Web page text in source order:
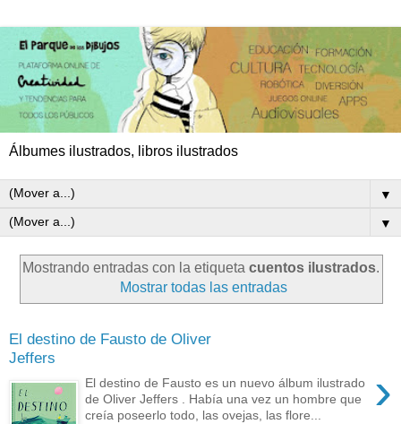
Álbumes ilustrados, libros ilustrados
▼
▼
Mostrando entradas con la etiqueta cuentos ilustrados.
Mostrar todas las entradas
El destino de Fausto de Oliver
Jeffers
›
El destino de Fausto es un nuevo álbum ilustrado
de Oliver Jeffers . Había una vez un hombre que
creía poseerlo todo, las ovejas, las flore...